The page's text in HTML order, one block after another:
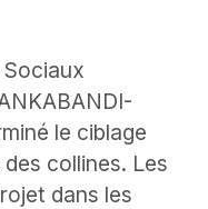
Sociaux
le ciblage
collines. Les
dans les